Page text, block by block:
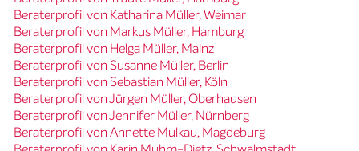
Beraterprofil von Katharina Müller, Weimar
Beraterprofil von Markus Müller, Hamburg
Beraterprofil von Helga Müller, Mainz
Beraterprofil von Susanne Müller, Berlin
Beraterprofil von Sebastian Müller, Köln
Beraterprofil von Jürgen Müller, Oberhausen
Beraterprofil von Jennifer Müller, Nürnberg
Beraterprofil von Annette Mulkau, Magdeburg